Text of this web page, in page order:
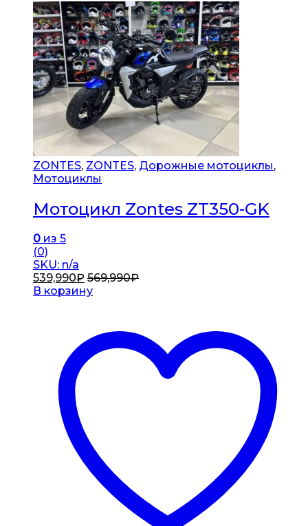
ZONTES, ZONTES, Дорожные мотоциклы,
Мотоциклы
Мотоцикл Zontes ZT350-GK
0 из 5
(0)
SKU: n/a
539,990₽ 569,990₽
В корзину